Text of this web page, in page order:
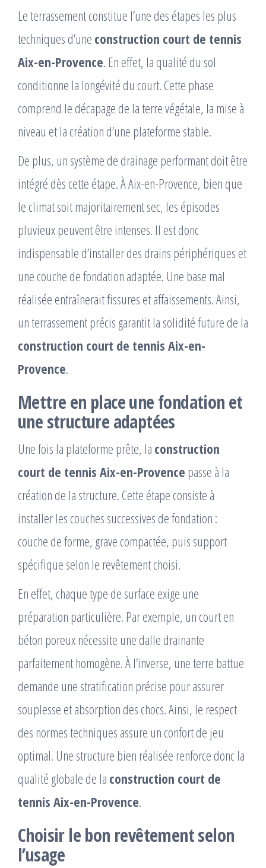
Le terrassement constitue l’une des étapes les plus
techniques d’une construction court de tennis
Aix-en-Provence. En effet, la qualité du sol
conditionne la longévité du court. Cette phase
comprend le décapage de la terre végétale, la mise à
niveau et la création d’une plateforme stable.
De plus, un système de drainage performant doit être
intégré dès cette étape. À Aix-en-Provence, bien que
le climat soit majoritairement sec, les épisodes
pluvieux peuvent être intenses. Il est donc
indispensable d’installer des drains périphériques et
une couche de fondation adaptée. Une base mal
réalisée entraînerait fissures et affaissements. Ainsi,
un terrassement précis garantit la solidité future de la
construction court de tennis Aix-en-
Provence.
Mettre en place une fondation et
une structure adaptées
Une fois la plateforme prête, la construction
court de tennis Aix-en-Provence passe à la
création de la structure. Cette étape consiste à
installer les couches successives de fondation :
couche de forme, grave compactée, puis support
spécifique selon le revêtement choisi.
En effet, chaque type de surface exige une
préparation particulière. Par exemple, un court en
béton poreux nécessite une dalle drainante
parfaitement homogène. À l’inverse, une terre battue
demande une stratification précise pour assurer
souplesse et absorption des chocs. Ainsi, le respect
des normes techniques assure un confort de jeu
optimal. Une structure bien réalisée renforce donc la
qualité globale de la construction court de
tennis Aix-en-Provence.
Choisir le bon revêtement selon
l’usage